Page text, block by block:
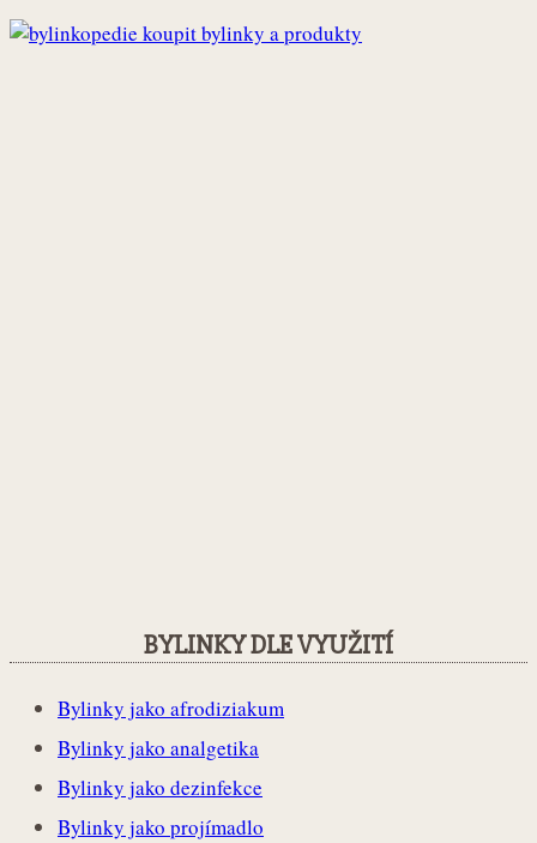
BYLINKY DLE VYUŽITÍ
Bylinky jako afrodiziakum
Bylinky jako analgetika
Bylinky jako dezinfekce
Bylinky jako projímadlo